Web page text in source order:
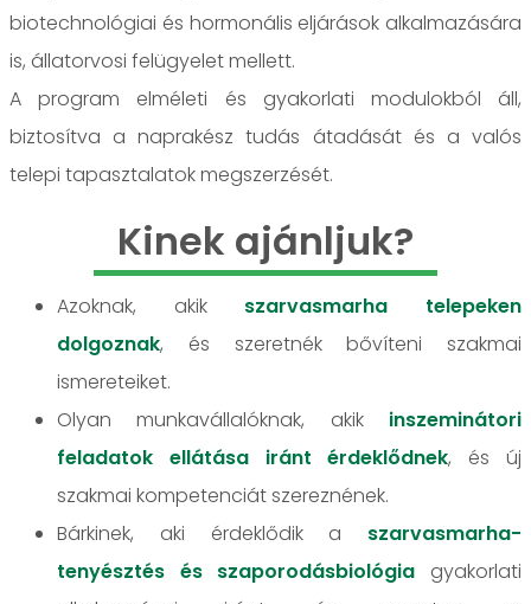
biotechnológiai és hormonális eljárások alkalmazására
is, állatorvosi felügyelet mellett.
A program elméleti és gyakorlati modulokból áll,
biztosítva a naprakész tudás átadását és a valós
telepi tapasztalatok megszerzését.
Kinek ajánljuk?
Azoknak, akik szarvasmarha telepeken
dolgoznak, és szeretnék bővíteni szakmai
ismereteiket.
Olyan munkavállalóknak, akikinszeminátori
feladatok ellátása iránt érdeklődnek, és új
szakmai kompetenciát szereznének.
Bárkinek, aki érdeklődik a szarvasmarha-
tenyésztés és szaporodásbiológia gyakorlati